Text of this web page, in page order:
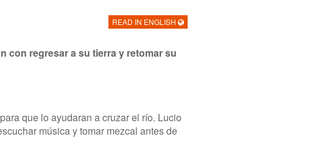
READ IN ENGLISH
con regresar a su tierra y retomar su
que lo ayudaran a cruzar el río. Lucio
música y tomar mezcal antes de